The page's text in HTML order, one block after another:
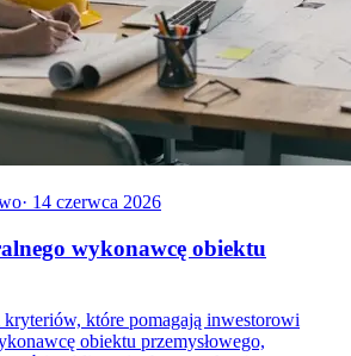
· 14 czerwca 2026
wykonawcę obiektu
które pomagają inwestorowi
obiektu przemysłowego,